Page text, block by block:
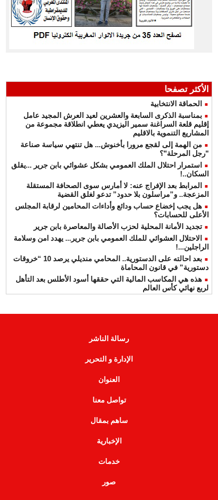
الأكثر تصفحا
الحماقة الانتخابية
بمناسبة الذكرى السابعة والعشرين لعيد العرش المجيد عامل
إقليم قلعة السراغنة سمير اليزيدي يعطي انطلاقة مجموعة من
المشاريع التنموية بالاقليم
من الهمة إلى لقجع مرورا بأخنوش... هل تنتهي سياسة صناعة
"رجل المرحلة"؟
استمرار احتلال الملك العمومي بشكل عشوائي بابن جرير ...يقلق
السكان..!
المرابط بعد الإفراج عنه: لا أمارس سوى الصحافة المستقلة
المزعجة.. و”مراسلون بلا حدود” تدعو لغلق القضية
هل يجب إخضاع حساب ودائع وأداءات المحامين لرقابة المجلس
الأعلى للحسابات؟
تجديد الأمانة المحلية لحزب الأصالة والمعاصرة بابن جرير
الاحتلال العشوائي للملك العمومي بابن جرير... يهدد امن وسلامة
الراجلين...!
بعد احالته على الدستورية.. المحامي منديلي يرصد 10 “خروقات
دستورية” في قانون المحاماة
هذه هي المكاسب المالية التي حققها أسود الأطلس بعد التأهل
لربع نهائي كأس العالم
رسالة الناشر
الإدارة و التحرير
العنوان
تواصل معنا
ساهم بمقال
الإخبارية
خدمات
صور